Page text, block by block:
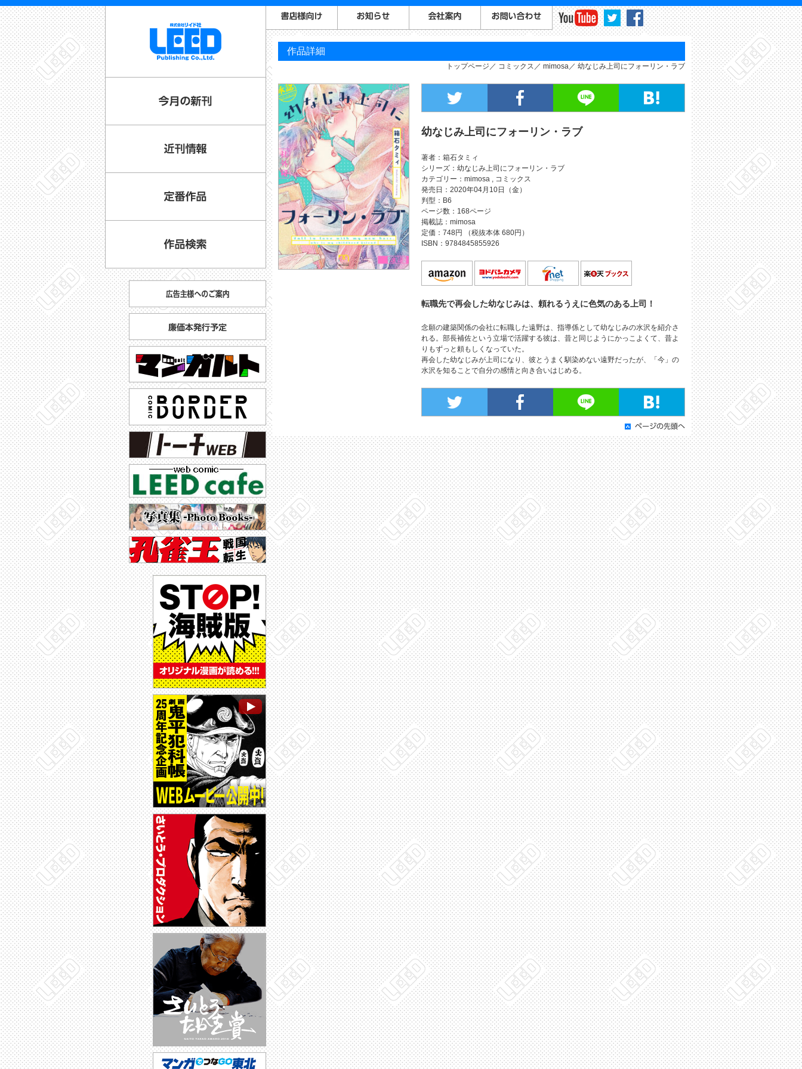
作品詳細
トップページ コミックス mimosa 幼なじみ上司にフォーリン・ラブ
幼なじみ上司にフォーリン・ラブ
著者
箱石タミィ
シリーズ
幼なじみ上司にフォーリン・ラブ
カテゴリー
mimosa , コミックス
発売日
2020年04月10日（金）
判型
B6
ページ数
168ページ
掲載誌
mimosa
定価
748円 （税抜本体 680円）
ISBN
9784845855926
転職先で再会した幼なじみは、頼れるうえに色気のある上司！
念願の建築関係の会社に転職した遠野は、指導係として幼なじみの水沢を紹介さ
れる。部長補佐という立場で活躍する彼は、昔と同じようにかっこよくて、昔よ
りもずっと頼もしくなっていた。
再会した幼なじみが上司になり、彼とうまく馴染めない遠野だったが、「今」の
水沢を知ることで自分の感情と向き合いはじめる。